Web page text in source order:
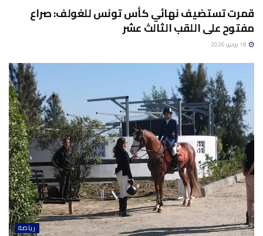
قمرت تستضيف نهائي كأس تونس للغولف: صراع
مفتوح على اللقب الثالث عشر
رياضة